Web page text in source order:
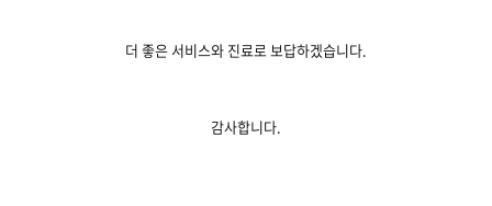
더 좋은 서비스와 진료로 보답하겠습니다.
감사합니다.